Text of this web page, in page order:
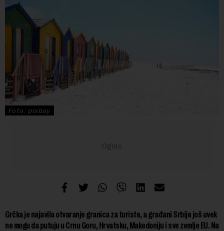
Foto: pixbay
Grčka je najavila otvaranje granica za turiste, a građani Srbije još uvek
ne mogu da putuju u Crnu Goru, Hrvatsku, Makedoniju i sve zemlje EU. Na